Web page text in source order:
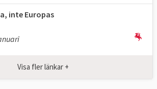
att få genomslag för en
ökar ju tidigare i
förs fram. Om en
i det förslag som EU-
inte Europas
Visa fler länkar +